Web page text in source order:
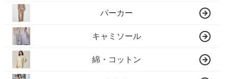
パーカー
キャミソール
綿・コットン